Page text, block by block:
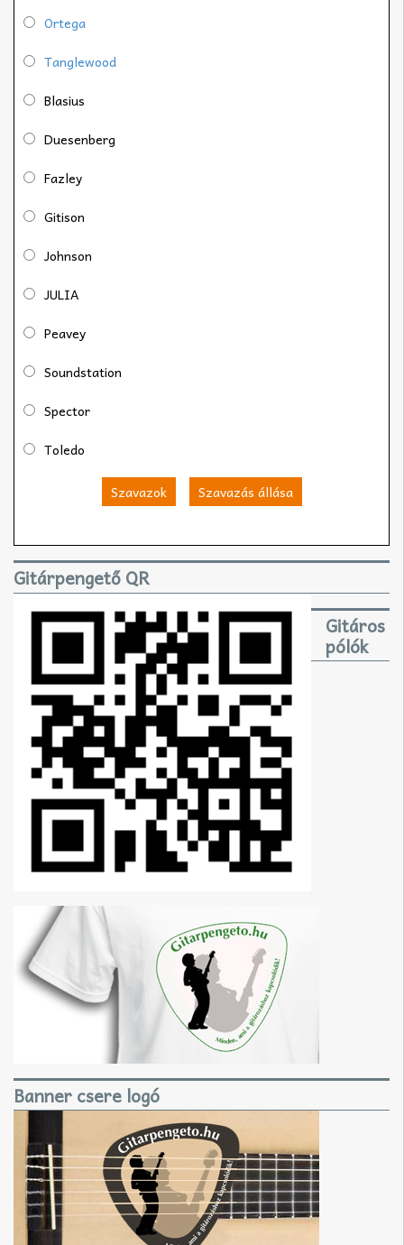
Ortega
Tanglewood
Blasius
Duesenberg
Fazley
Gitison
Johnson
JULIA
Peavey
Soundstation
Spector
Toledo
Szavazok Szavazás állása
Gitárpengető QR
Gitáros
pólók
Banner csere logó